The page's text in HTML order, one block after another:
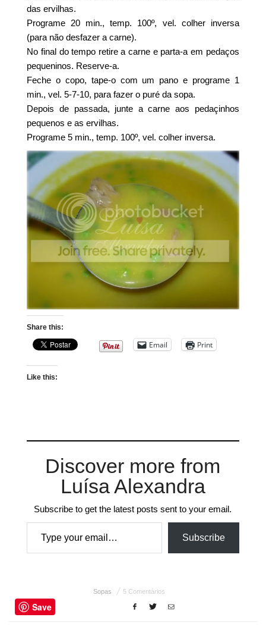
das ervilhas.
Programe 20 min., temp. 100º, vel. colher inversa
(para não desfazer a carne).
No final do tempo retire a carne e parta-a em pedaços
pequeninos. Reserve-a.
Feche o copo, tape-o com um pano e programe 1
min., vel. 5-7-10, para fazer o puré da sopa.
Depois de passada, junte a carne aos pedaçinhos
pequenos e as ervilhas.
Programe 5 min., temp. 100º, vel. colher inversa.
Share this:
Email Print
Like this:
Discover more from
Luísa Alexandra
Subscribe to get the latest posts sent to your email.
Type your email…
Subscribe
Sopas 5 Comentários
Save